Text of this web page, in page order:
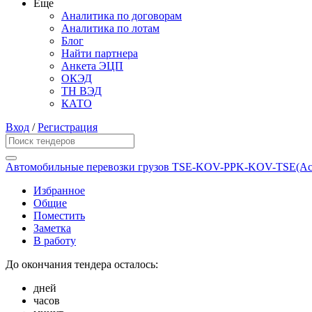
Еще
Аналитика по договорам
Аналитика по лотам
Блог
Найти партнера
Анкета ЭЦП
ОКЭД
ТН ВЭД
КАТО
Вход /Регистрация
Автомобильные перевозки грузов TSE-KOV-PPK-KOV-
Избранное
Общие
Поместить
Заметка
В работу
До окончания тендера осталось:
дней
часов